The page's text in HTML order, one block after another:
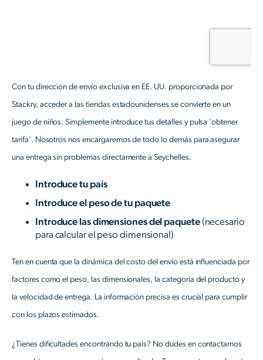
Con tu dirección de envío exclusiva en EE. UU. proporcionada por
Stackry, acceder a las tiendas estadounidenses se convierte en un
juego de niños. Simplemente introduce tus detalles y pulsa 'obtener
tarifa'. Nosotros nos encargaremos de todo lo demás para asegurar
una entrega sin problemas directamente a Seychelles.
Introduce tu país
Introduce el peso de tu paquete
Introduce las dimensiones del paquete(necesario
para calcular el peso dimensional)
Ten en cuenta que la dinámica del costo del envío está influenciada por
factores como el peso, las dimensionales, la categoría del producto y
la velocidad de entrega. La información precisa es crucial para cumplir
con los plazos estimados.
¿Tienes dificultades encontrando tu país? No dudes en contactarnos